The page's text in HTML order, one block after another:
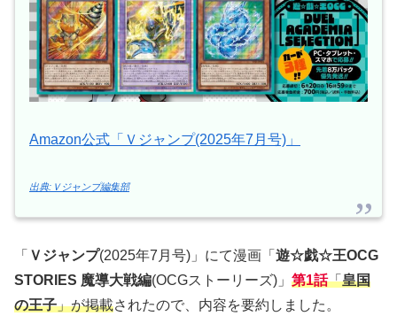
Amazon公式「Ｖジャンプ(2025年7月号)」
出典:Ｖジャンプ編集部
「 Ｖジャンプ(2025年7月号)」にて漫画「 遊☆戯☆王OCG
STORIES 魔導大戦編(OCGストーリーズ)」 第1話「皇国
の王子」が掲載されたので、内容を要約しました。